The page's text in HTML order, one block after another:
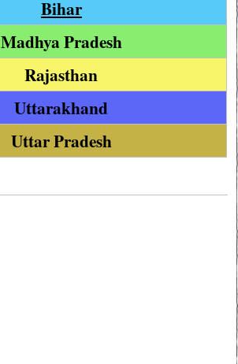
Bihar
Madhya Pradesh
Rajasthan
Uttarakhand
Uttar Pradesh